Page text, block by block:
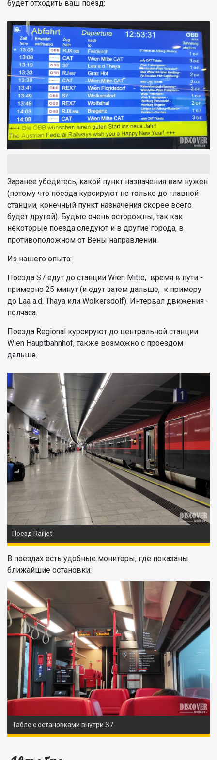
будет отходить ваш поезд:
Заранее убедитесь, какой пункт назначения вам нужен
(потому что поезда курсируют не только до главной
станции, конечный пункт назначения скорее всего
будет другой). Будьте очень осторожны, так как
некоторые поезда следуют и в другие города, в
противоположном от Вены направлении.
Из нашего опыта:
Поезда S7 едут до станции Wien Mitte, время в пути -
примерно 25 минут (и едут затем дальше, к примеру
до Laa a.d. Thaya или Wolkersdolf). Интервал движения -
полчаса.
Поезда Regional курсируют до центральной станции
Wien Hauptbahnhof, также возможно с проездом
дальше.
Поезд Railjet
В поездах есть удобные мониторы, где показаны
ближайшие остановки:
Табло с остановками внутри S7